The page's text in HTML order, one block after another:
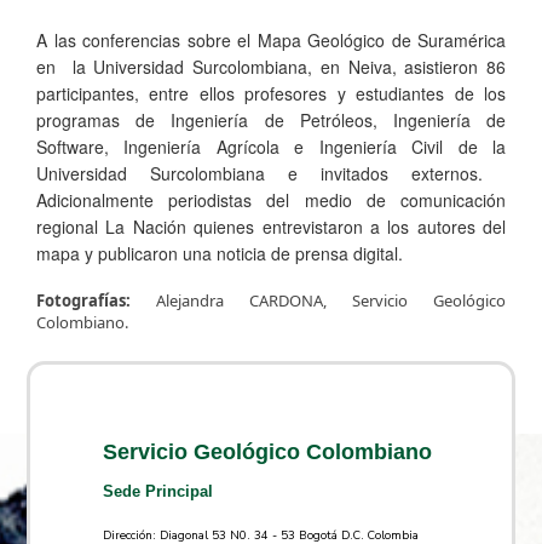
A las conferencias sobre el Mapa Geológico de Suramérica
en la Universidad Surcolombiana, en Neiva, asistieron 86
participantes, entre ellos profesores y estudiantes de los
programas de Ingeniería de Petróleos, Ingeniería de
Software, Ingeniería Agrícola e Ingeniería Civil de la
Universidad Surcolombiana e invitados externos. ​
Adicionalmente periodistas del ​medio de comunicación
regional La Nación quienes entrevistaron a los autores del
mapa y publicaron una noticia de prensa digital.
Fotografías: Alejandra CARDONA, Servicio Geológico
Colombiano.
Servicio Geológico Colombiano
Sede Principal
Dirección: Diagonal 53 N0. 34 - 53 Bogotá D.C. Colombia